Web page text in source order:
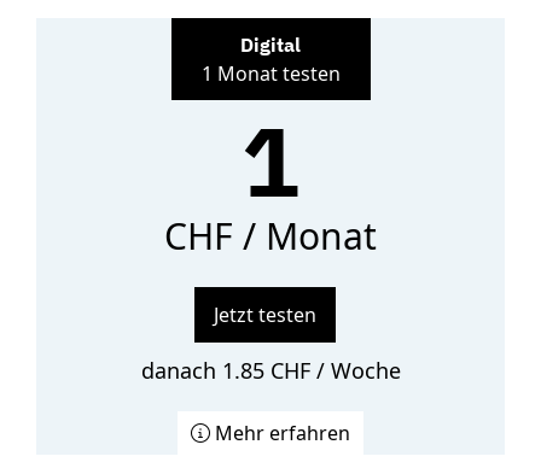
Digital
1 Monat testen
1
CHF / Monat
Jetzt testen
danach 1.85 CHF / Woche
Mehr erfahren